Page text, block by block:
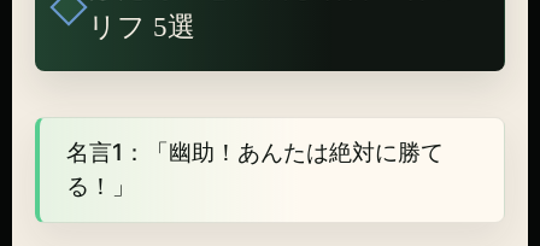
リフ 5選
名言1：「幽助！あんたは絶対に勝て
る！」